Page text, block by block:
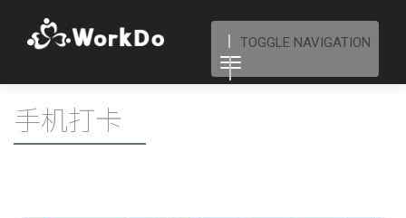
TOGGLE NAVIGATION
手机打卡